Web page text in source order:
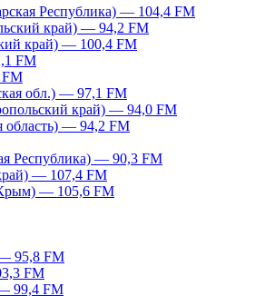
Республика) — 104,4 FM
край) — 94,2 FM
край) — 100,4 FM
FM
обл.) — 97,1 FM
край) — 94,0 FM
область) — 94,2 FM
Республика) — 90,3 FM
— 107,4 FM
— 105,6 FM
95,8 FM
FM
99,4 FM